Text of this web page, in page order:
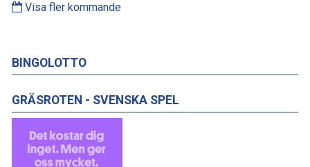
Visa fler kommande
BINGOLOTTO
GRÄSROTEN - SVENSKA SPEL